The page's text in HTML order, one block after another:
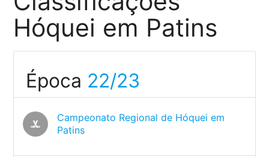
Hóquei em Patins
Época 22/23
sports_hockey
Campeonato Regional de Hóquei em
Patins